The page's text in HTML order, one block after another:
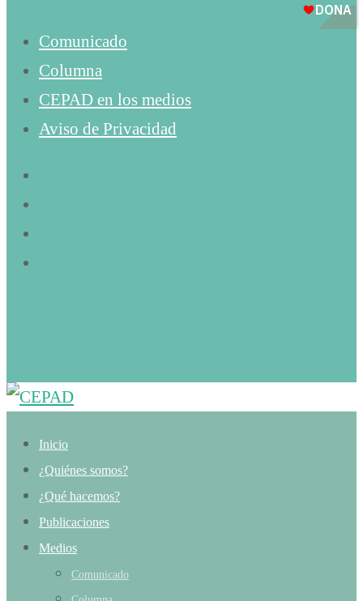
Comunicado
Columna
CEPAD en los medios
Aviso de Privacidad
Inicio
¿Quiénes somos?
¿Qué hacemos?
Publicaciones
Medios
Comunicado